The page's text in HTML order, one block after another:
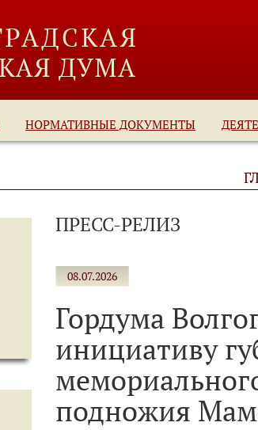
НОРМАТИВНЫЕ ДОКУМЕНТЫ
ПРЕСС-РЕЛИЗ
08.07.2026
Гордума
инициативу
подножия